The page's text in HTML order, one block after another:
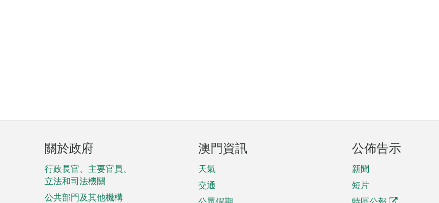
頁
腳
菜
單
關於政府
行政長官、主要官員、
立法和司法機關
公共部門及其他機構
澳門資訊
天氣
交通
公佈告示
新聞
短片